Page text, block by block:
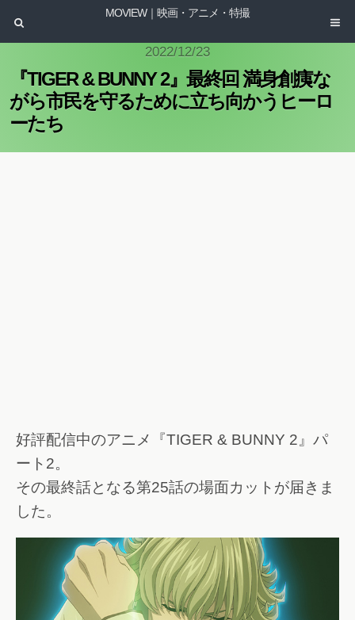
MOVIEW｜映画・アニメ・特撮
2022/12/23
『TIGER & BUNNY 2』最終回 満身創痍な
がら市民を守るために立ち向かうヒーロ
ーたち
好評配信中のアニメ『TIGER & BUNNY 2』パ
ート2。
その最終話となる第25話の場面カットが届きま
した。